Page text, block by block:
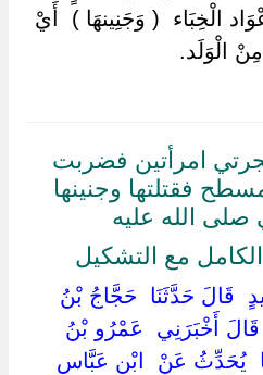
الْخِبَاء ‏ ‏( وَجَنِينهَا ) ‏ ‏أَيْ
الْوَلَد.
امرأتين فضربت
فقتلتها وجنينها
الله عليه
مع التشكيل
‏قَالَ حَدَّثَنَا ‏ ‏حَجَّاجُ بْنُ
أَخْبَرَنِي ‏ ‏عَمْرُو بْنُ
‏يُحَدِّثُ عَنْ ‏ ‏ابْنِ عَبَّاسٍ